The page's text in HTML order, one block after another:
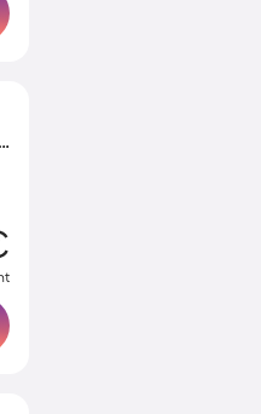
Voll ausgestattete Villa mit Garten, privatem Pool und Grill | Stadtblick | Haustierfreundlich